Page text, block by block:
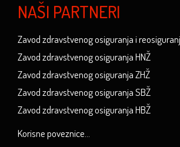
NAŠI PARTNERI
Zavod zdravstvenog osiguranja i
Zavod zdravstvenog osiguranja HNŽ
Zavod zdravstvenog osiguranja ZHŽ
Zavod zdravstvenog osiguranja SBŽ
Zavod zdravstvenog osiguranja HBŽ
Korisne poveznice...